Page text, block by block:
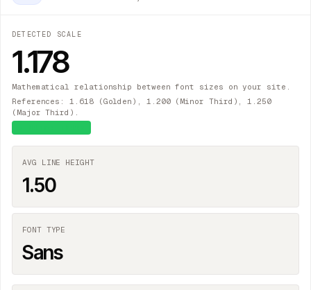
DETECTED SCALE
1.178
Mathematical relationship between font sizes on your site.
References: 1.618 (Golden), 1.200 (Minor Third), 1.250
(Major Third).
AVG LINE HEIGHT
1.50
FONT TYPE
Sans